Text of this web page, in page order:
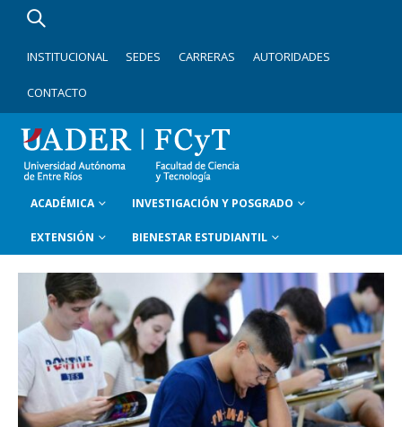
INSTITUCIONAL SEDES CARRERAS AUTORIDADES
CONTACTO
ACADÉMICA INVESTIGACIÓN Y POSGRADO
EXTENSIÓN BIENESTAR ESTUDIANTIL